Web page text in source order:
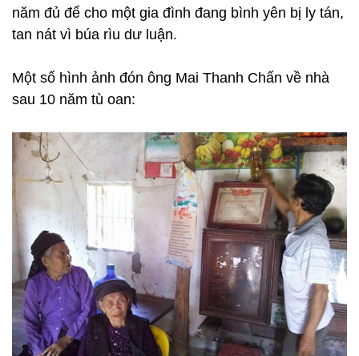
năm đủ để cho một gia đình đang bình yên bị ly tán,
tan nát vì búa rìu dư luận.
Một số hình ảnh đón ông Mai Thanh Chấn về nhà
sau 10 năm tù oan: